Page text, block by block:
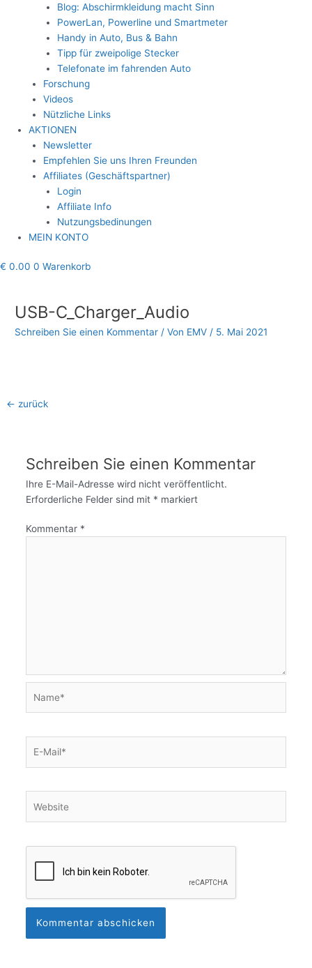
Blog: Abschirmkleidung macht Sinn
PowerLan, Powerline und Smartmeter
Handy in Auto, Bus & Bahn
Tipp für zweipolige Stecker
Telefonate im fahrenden Auto
Forschung
Videos
Nützliche Links
AKTIONEN
Newsletter
Empfehlen Sie uns Ihren Freunden
Affiliates (Geschäftspartner)
Login
Affiliate Info
Nutzungsbedinungen
MEIN KONTO
€ 0.00 0 Warenkorb
USB-C_Charger_Audio
Schreiben Sie einen Kommentar / Von EMV / 5. Mai 2021
← zurück
Schreiben Sie einen Kommentar
Ihre E-Mail-Adresse wird nicht veröffentlicht.
Erforderliche Felder sind mit * markiert
Kommentar *
Mail*